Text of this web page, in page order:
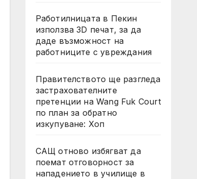
Работилницата в Пекин
използва 3D печат, за да
даде възможност на
работниците с увреждания
Правителството ще разгледа
застрахователните
претенции на Wang Fuk Court
по план за обратно
изкупуване: Хоп
САЩ отново избягват да
поемат отговорност за
нападението в училище в